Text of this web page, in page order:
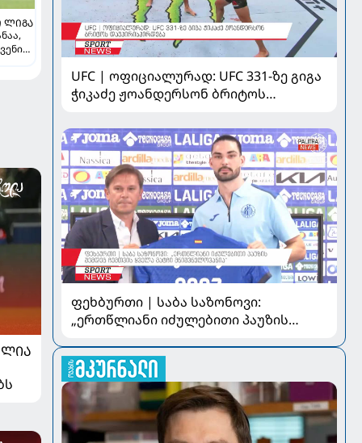
ᲚᲘᲒᲐ
UFC | ოფიციალურად: UFC 331-ზე გიგა
ჭიკაძე ჟოანდერსონ ბრიტოს
ფეხბურთი | საბა საზონოვი:
„ერთწლიანი იძულებითი პაუზის
მნიშვნელოვანია“